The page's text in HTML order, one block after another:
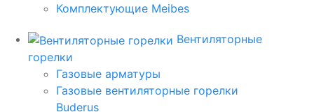
Комплектующие Meibes
Вентиляторные
горелки
Газовые арматуры
Газовые вентиляторные горелки
Buderus